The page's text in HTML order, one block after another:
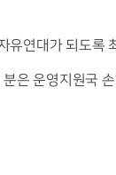
유연대가 되도록
은 운영지원국